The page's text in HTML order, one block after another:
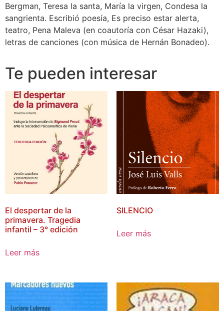
Bergman, Teresa la santa, María la virgen, Condesa la
sangrienta. Escribió poesía, Es preciso estar alerta,
teatro, Pena Maleva (en coautoría con César Hazaki),
letras de canciones (con música de Hernán Bonadeo).
Te pueden interesar
El despertar de la
primavera. Tragedia
infantil – 3° edición
Leer más
SILENCIO
Leer más